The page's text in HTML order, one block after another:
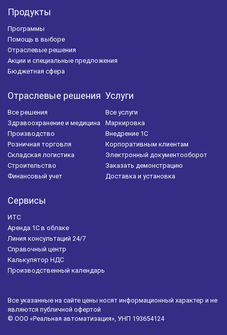
Продукты
Программы
Помощь в выборе
Отраслевые решения
Акции и специальные предложения
Бюджетная сфера
Отраслевые решения
Все решения
Здравоохранение и медицина
Производство
Розничная торговля
Складская логистика
Строительство
Финансовый учет
Услуги
Все услуги
Маркировка
Внедрение 1С
Корпоративным клиентам
Электронный документооборот
Заказать демонстрацию
Доставка и установка
Сервисы
ИТС
Аренда 1С в облаке
Линия консультаций 24/7
Справочный центр
Калькулятор НДС
Производственный календарь
Все указанные на сайте цены носят информационный характер и не
являются публичной офертой
© ООО «Реальная автоматизация», УНП 193654124